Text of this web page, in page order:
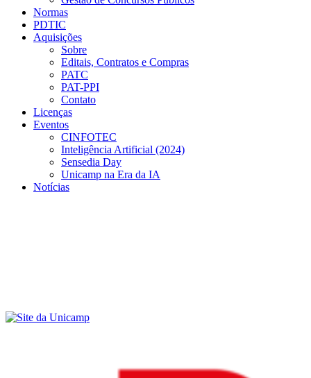
Normas
PDTIC
Aquisições
Sobre
Editais, Contratos e Compras
PATC
PAT-PPI
Contato
Licenças
Eventos
CINFOTEC
Inteligência Artificial (2024)
Sensedia Day
Unicamp na Era da IA
Notícias